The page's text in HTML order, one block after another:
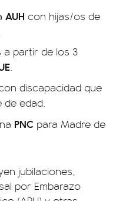
AUH con hijas/os de
a partir de los 3
.
discapacidad que
de edad.
PNC para Madre de